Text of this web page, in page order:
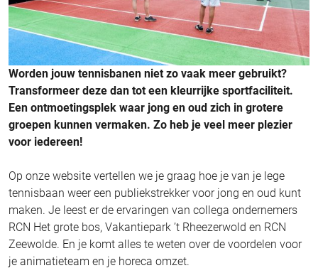
Worden jouw tennisbanen niet zo vaak meer gebruikt?
Transformeer deze dan tot een kleurrijke sportfaciliteit.
Een ontmoetingsplek waar jong en oud zich in grotere
groepen kunnen vermaken. Zo heb je veel meer plezier
voor iedereen!
Op onze website vertellen we je graag hoe je van je lege
tennisbaan weer een publiekstrekker voor jong en oud kunt
maken. Je leest er de ervaringen van collega ondernemers
RCN Het grote bos, Vakantiepark ’t Rheezerwold en RCN
Zeewolde. En je komt alles te weten over de voordelen voor
je animatieteam en je horeca omzet.